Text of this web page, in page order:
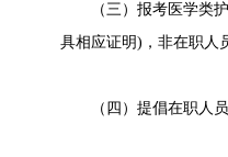
（三）报考医学类护
具相应证明)，非在职人
（四）提倡在职人员